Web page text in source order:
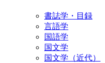
書誌学・目録
言語学
国語学
国文学
国文学（近代）